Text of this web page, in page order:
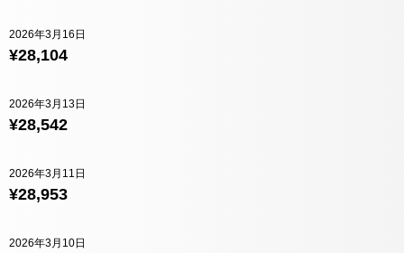
¥28,104
2026年3月16日
¥28,542
2026年3月13日
¥28,953
2026年3月11日
2026年3月10日